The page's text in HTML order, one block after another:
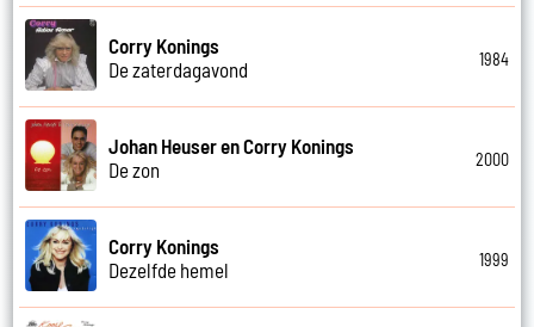
Corry Konings
De zaterdagavond
1984
Johan Heuser en Corry Konings
De zon
2000
Corry Konings
Dezelfde hemel
1999